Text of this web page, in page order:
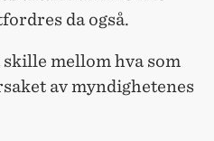
da også.
mellom hva som
av myndighetenes